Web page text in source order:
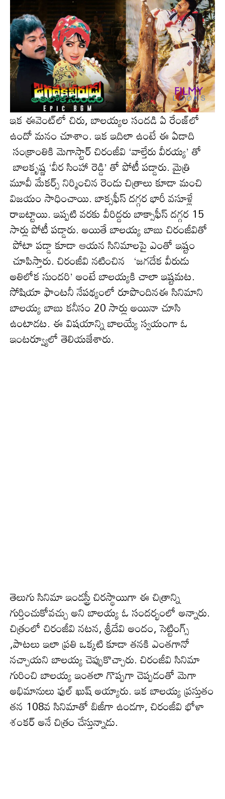
ఇక ఈవెంట్‌లో చిరు, బాల‌య్యల సంద‌డి ఏ రేంజ్‌లో
ఉందో మ‌నం చూశాం. ఇక ఇదిలా ఉంటే ఈ ఏడాది
సంక్రాంతికి మెగాస్టార్ చిరంజీవి ‘వాల్తేరు వీరయ్య’ తో
బాలకృష్ణ ‘వీర సింహా రెడ్డి’ తో పోటీ పడ్డారు. మైత్రి
మూవీ మేక‌ర్స్ నిర్మించిన రెండు చిత్రాలు కూడా మంచి
విజ‌యం సాధించాయి. బాక్సఫీస్ ద‌గ్గ‌ర భారీ వ‌సూళ్లే
రాబ‌ట్టాయి. ఇప్ప‌టి వ‌ర‌కు వీరిద్ద‌రు బాక్సాఫీస్ ద‌గ్గ‌ర 15
సార్లు పోటీ ప‌డ్డారు. అయితే బాలయ్య బాబు చిరంజీవితో
పోటా ప‌డ్డా కూడా ఆయ‌న సినిమాల‌పై ఎంతో ఇష్టం
చూపిస్తారు. చిరంజీవి న‌టించిన ‘జగదేక వీరుడు
అతిలోక సుందరి’ అంటే బాల‌య్య‌కి చాలా ఇష్ట‌మ‌ట‌.
సోషియా ఫాంట‌నీ నేప‌థ్యంలో రూపొందిన‌ఈ సినిమాని
బాలయ్య బాబు కనీసం 20 సార్లు అయినా చూసి
ఉంటాడ‌ట‌. ఈ విష‌యాన్ని బాల‌య్యే స్వ‌యంగా ఓ
ఇంట‌ర్వ్యూలో తెలియ‌జేశారు.
తెలుగు సినిమా ఇండస్ట్రీ చిరస్థాయిగా ఈ చిత్రాన్ని
గుర్తించుకోవ‌చ్చు అని బాలయ్య ఓ సంద‌ర్భంలో అన్నారు.
చిత్రంలో చిరంజీవి న‌ట‌న‌, శ్రీదేవి అందం, సెట్టింగ్స్
,పాట‌లు ఇలా ప్ర‌తి ఒక్క‌టి కూడా త‌న‌కి ఎంతగానో
న‌చ్చాయ‌ని బాల‌య్య చెప్పుకొచ్చారు. చిరంజీవి సినిమా
గురించి బాల‌య్య ఇంతలా గొప్ప‌గా చెప్ప‌డంతో మెగా
అభిమానులు ఫుల్ ఖుష్ అయ్యారు. ఇక బాల‌య్య ప్ర‌స్తుతం
త‌న 108వ సినిమాతో బిజీగా ఉండ‌గా, చిరంజీవి భోళా
శంకర్ అనే చిత్రం చేస్తున్నాడు.